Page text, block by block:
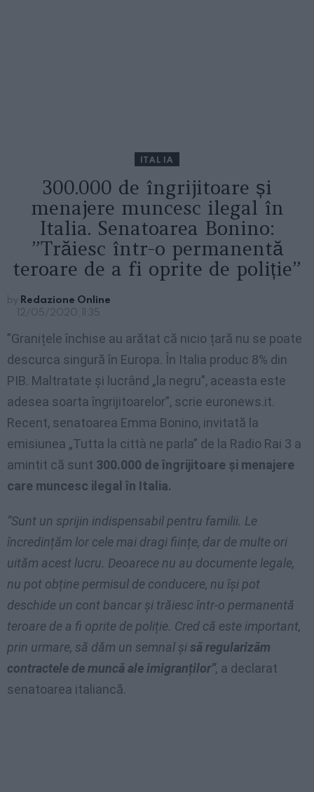
ITALIA
300.000 de îngrijitoare și
menajere muncesc ilegal în
Italia. Senatoarea Bonino:
”Trăiesc într-o permanentă
teroare de a fi oprite de poliție”
by Redazione Online
12/05/2020, 11:35
”Granițele închise au arătat că nicio țară nu se poate
descurca singură în Europa. În Italia produc 8% din
PIB. Maltratate și lucrând „la negru”, aceasta este
adesea soarta îngrijitoarelor”, scrie euronews.it.
Recent, senatoarea Emma Bonino, invitată la
emisiunea „Tutta la città ne parla” de la Radio Rai 3 a
amintit că sunt 300.000 de îngrijitoare și menajere
care muncesc ilegal în Italia.
”Sunt un sprijin indispensabil pentru familii. Le
încredințăm lor cele mai dragi ființe, dar de multe ori
uităm acest lucru. Deoarece nu au documente legale,
nu pot obține permisul de conducere, nu își pot
deschide un cont bancar și trăiesc într-o permanentă
teroare de a fi oprite de poliție. Cred că este important,
prin urmare, să dăm un semnal șisă regularizăm
contractele de muncă ale imigranților”, a declarat
senatoarea italiancă.